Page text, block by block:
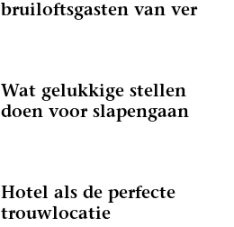
bruiloftsgasten van ver
Wat gelukkige stellen
doen voor slapengaan
Hotel als de perfecte
trouwlocatie